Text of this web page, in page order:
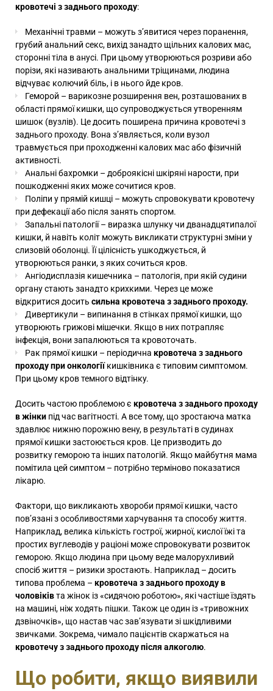
кровотечі з заднього проходу:
Механічні травми – можуть з’явитися через поранення,
грубий анальний секс, вихід занадто щільних калових мас,
сторонні тіла в анусі. При цьому утворюються розриви або
порізи, які називають анальними тріщинами, людина
відчуває колючий біль, і в нього йде кров.
Геморой – варикозне розширення вен, розташованих в
області прямої кишки, що супроводжується утворенням
шишок (вузлів). Це досить поширена причина кровотечі з
заднього проходу. Вона з’являється, коли вузол
травмується при проходженні калових мас або фізичній
активності.
Анальні бахромки – доброякісні шкіряні нарости, при
пошкодженні яких може сочитися кров.
Поліпи у прямій кишці – можуть спровокувати кровотечу
при дефекації або після занять спортом.
Запальні патології – виразка шлунку чи дванадцятипалої
кишки, й навіть коліт можуть викликати структурні зміни у
слизовій оболонці. Її цілісність ушкоджується, й
утворюються ранки, з яких сочиться кров.
Ангіодисплазія кишечника – патологія, при якій судини
органу стають занадто крихкими. Через це може
відкритися досить сильна кровотеча з заднього проходу.
Дивертикули – випинання в стінках прямої кишки, що
утворюють грижові мішечки. Якщо в них потрапляє
інфекція, вони запалюються та кровоточать.
Рак прямої кишки – періодична кровотеча з заднього
проходу при онкологіїкишківника є типовим симптомом.
При цьому кров темного відтінку.
Досить частою проблемою є кровотеча з заднього проходу
в жінки під час вагітності. А все тому, що зростаюча матка
здавлює нижню порожню вену, в результаті в судинах
прямої кишки застоюється кров. Це призводить до
розвитку геморою та інших патологій. Якщо майбутня мама
помітила цей симптом – потрібно терміново показатися
лікарю.
Фактори, що викликають хвороби прямої кишки, часто
пов’язані з особливостями харчування та способу життя.
Наприклад, велика кількість гострої, жирної, кислої їжі та
простих вуглеводів у раціоні може спровокувати розвиток
геморою. Якщо людина при цьому веде малорухливий
спосіб життя – ризики зростають. Наприклад – досить
типова проблема – кровотеча з заднього проходу в
чоловіківта жінок із «сидячою роботою», які частіше їздять
на машині, ніж ходять пішки. Також це один із «тривожних
дзвіночків», що настав час зав’язувати зі шкідливими
звичками. Зокрема, чимало пацієнтів скаржаться на
кровотечу з заднього проходу після алкоголю.
Що робити, якщо виявили